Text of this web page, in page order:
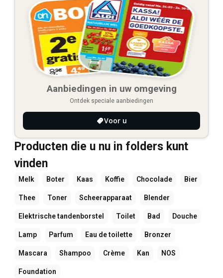
Aanbiedingen in uw omgeving
Ontdek speciale aanbiedingen
Voor u
Producten die u nu in folders kunt
vinden
Melk Boter Kaas Koffie Chocolade Bier
Thee Toner Scheerapparaat Blender
Elektrische tandenborstel Toilet Bad Douche
Lamp Parfum Eau de toilette Bronzer
Mascara Shampoo Crème Kan NOS
Foundation